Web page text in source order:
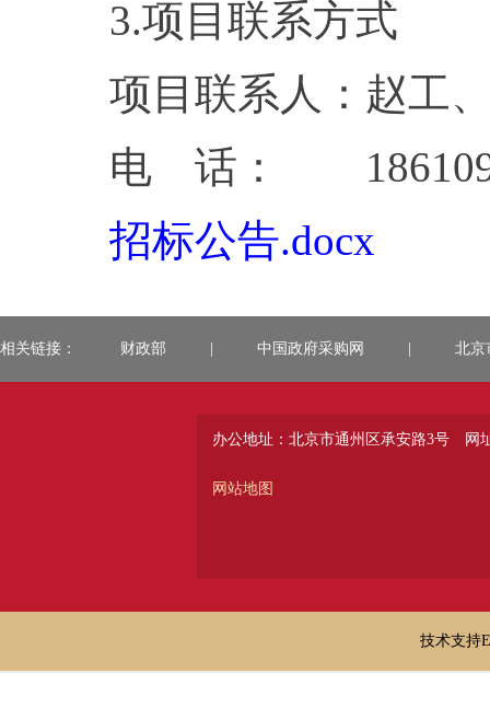
3.项目联系方式
项目联系人：赵工
电 话：
招标公告.docx
相关链接： 财政部 中国政府采购网 北京
办公地址：北京市通州区承安路3号
网站地图
网
技术支持